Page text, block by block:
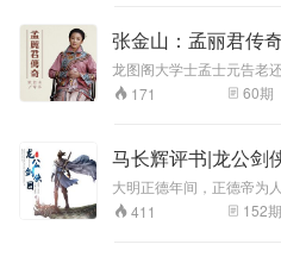
托付给鲁空，只身寻找丈
林中的败类——四川峨嵋派
害佐良和倪建祖，阻止八
联合少林寺的众僧巧妙周
与太极门的创门人刘蛟相
良全家团聚，刘蛟母子相
张金山：孟丽君传
龙图阁大学士孟士元告老
年幼才高，待字闺中。云
捷同时求亲，孟家谁也不
姻缘”。刘捷之子刘奎壁怀
少华出走。刘逼孟丽君成
走，改名为郦君玉.....
171 60期
马长辉评书|龙公剑
大明正德年间，正德帝为
事。当时的朝政被刘瑾一
官横向、百姓怨声载道。
411 152期